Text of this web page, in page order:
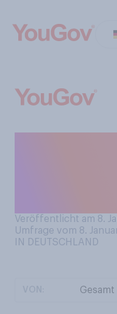
Veröffentlicht am 8.
Umfrage vom 8.
IN DEUTSCHLAND